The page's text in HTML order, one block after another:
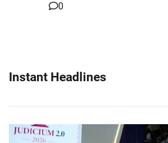
0
Instant Headlines